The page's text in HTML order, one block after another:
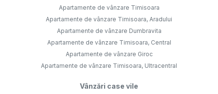
Apartamente de vânzare Timisoara
Apartamente de vânzare Timisoara, Aradului
Apartamente de vânzare Dumbravita
Apartamente de vânzare Timisoara, Central
Apartamente de vânzare Giroc
Apartamente de vânzare Timisoara, Ultracentral
Vânzări case vile